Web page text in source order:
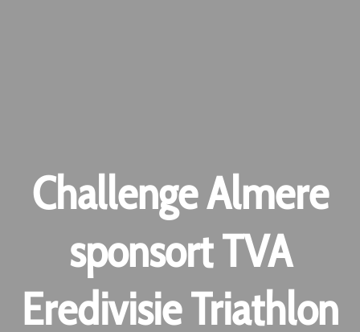
Challenge Almere
sponsort TVA
Eredivisie Triathlon